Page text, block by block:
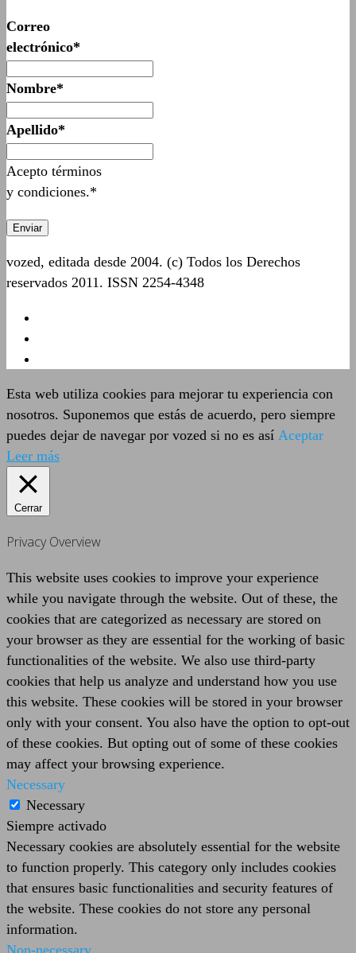
Correo
electrónico*
Nombre*
Apellido*
Acepto términos
y condiciones.*
vozed, editada desde 2004. (c) Todos los Derechos
reservados 2011. ISSN 2254-4348
Esta web utiliza cookies para mejorar tu experiencia con
nosotros. Suponemos que estás de acuerdo, pero siempre
puedes dejar de navegar por vozed si no es así Aceptar
Leer más
Cerrar
Privacy Overview
This website uses cookies to improve your experience
while you navigate through the website. Out of these, the
cookies that are categorized as necessary are stored on
your browser as they are essential for the working of basic
functionalities of the website. We also use third-party
cookies that help us analyze and understand how you use
this website. These cookies will be stored in your browser
only with your consent. You also have the option to opt-out
of these cookies. But opting out of some of these cookies
may affect your browsing experience.
Necessary
Necessary
Siempre activado
Necessary cookies are absolutely essential for the website
to function properly. This category only includes cookies
that ensures basic functionalities and security features of
the website. These cookies do not store any personal
information.